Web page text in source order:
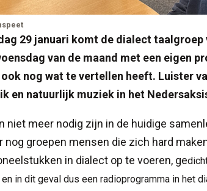
29 januari komt de dialect
van de maand met een eigen
nog wat te vertellen heeft. Luister
en natuurlijk muziek in het
niet meer nodig zijn in de huidige
groepen mensen die zich hard
in dialect op te voeren, ge
in dit geval dus een radioprogramma in het